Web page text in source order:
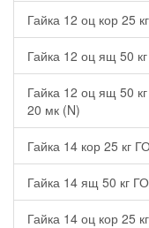
Гайка 12 оц кор 25
Гайка 12 оц ящ 50
Гайка 12 оц ящ 50
20 мк (N)
Гайка 14 кор 25 кг
Гайка 14 ящ 50 кг
Гайка 14 оц кор 25